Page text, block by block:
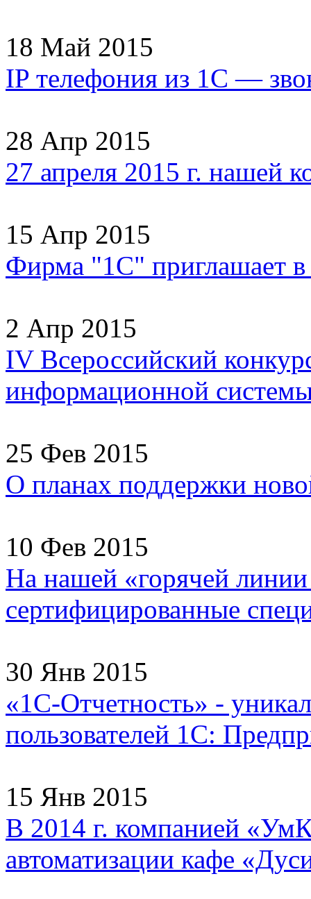
18 Май 2015
IP телефония из 1С —
28 Апр 2015
27 апреля 2015 г. нашей
15 Апр 2015
Фирма "1С"
2 Апр 2015
IV Всероссийский
информационной
25 Фев 2015
О планах поддержки
10 Фев 2015
На нашей «горячей
сертифицированные
30 Янв 2015
«1С-Отчетность» -
пользователей 1С:
15 Янв 2015
В 2014 г. компанией
автоматизации кафе